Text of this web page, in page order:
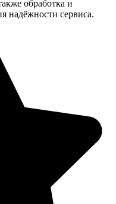
обработка и
надёжности сервиса.